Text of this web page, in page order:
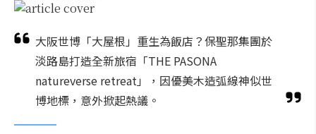
大阪世博「大屋根」重生為飯店？保聖那集團於
淡路島打造全新旅宿「THE PASONA
natureverse retreat」，因優美木造弧線神似世
博地標，意外掀起熱議。